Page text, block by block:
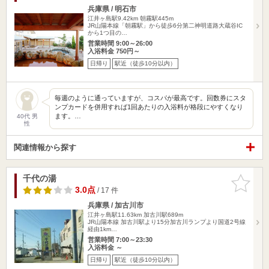
兵庫県 / 明石市
江井ヶ島駅9.42km 朝霧駅445m
JR山陽本線「朝霧駅」から徒歩6分第二神明道路大蔵谷IC
から1つ目の…
営業時間 9:00～26:00
入浴料金 750円～
日帰り 駅近（徒歩10分以内）
40代 男
性
毎週のように通っていますが、コスパが最高です。回数券にスタ
ンプカードを併用すれば1回あたりの入浴料が格段にやすくなり
ます。…
関連情報から探す
お気に入
りに追加
千代の湯
3.0点/ 17 件
兵庫県 / 加古川市
江井ヶ島駅11.63km 加古川駅689m
JR山陽本線 加古川駅より15分加古川ランプより国道2号線
経由1km…
営業時間 7:00～23:30
入浴料金 ～
日帰り 駅近（徒歩10分以内）